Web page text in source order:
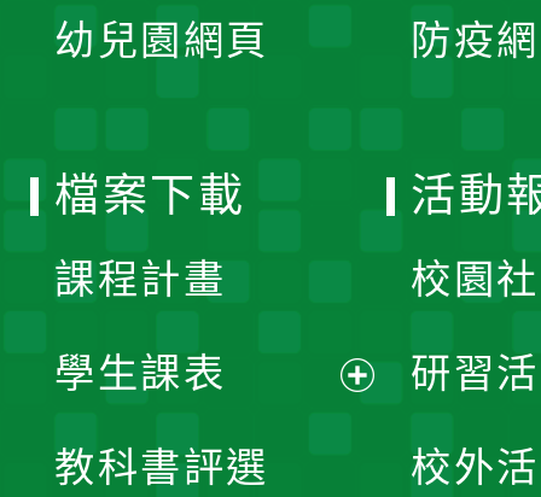
幼兒園網頁 防疫
檔案下載
課程計畫
學生課表
教科書評選
活動
校園
研習
校外